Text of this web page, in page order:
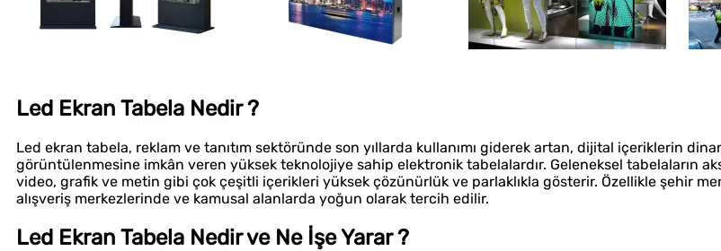
Led Ekran Tabela Nedir ?
Led ekran tabela, reklam ve tanıtım sektöründe son yıllarda kullanımı giderek artan, dijital içeriklerin
görüntülenmesine imkân veren yüksek teknolojiye sahip elektronik tabelalardır. Geleneksel tabelaların
video, grafik ve metin gibi çok çeşitli içerikleri yüksek çözünürlük ve parlaklıkla gösterir. Özellikle şehir
alışveriş merkezlerinde ve kamusal alanlarda yoğun olarak tercih edilir.
Led Ekran Tabela Nedir ve Ne İşe Yarar ?